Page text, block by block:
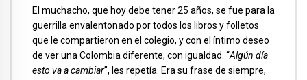
El muchacho, que hoy debe tener 25 años, se fue para la
guerrilla envalentonado por todos los libros y folletos
que le compartieron en el colegio, y con el íntimo deseo
de ver una Colombia diferente, con igualdad. “Algún día
esto va a cambiar”, les repetía. Era su frase de siempre,